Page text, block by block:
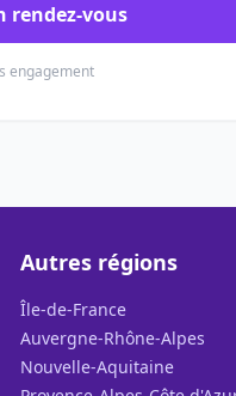
rendez-vous
engagement
Autres régions
Île-de-France
Auvergne-Rhône-Alpes
Nouvelle-Aquitaine